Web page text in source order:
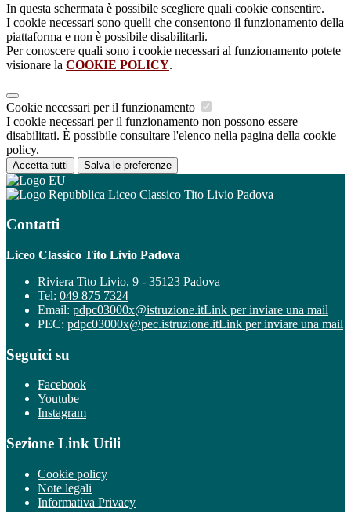
In questa schermata è possibile scegliere quali cookie consentire.
I cookie necessari sono quelli che consentono il funzionamento della
piattaforma e non è possibile disabilitarli.
Per conoscere quali sono i cookie necessari al funzionamento potete
visionare la COOKIE POLICY.
Cookie necessari per il funzionamento
I cookie necessari per il funzionamento non possono essere
disabilitati. È possibile consultare l'elenco nella pagina della cookie
policy.
Accetta tutti Salva le preferenze
Liceo Classico Tito Livio Padova
Contatti
Liceo Classico Tito Livio Padova
Riviera Tito Livio, 9 - 35123 Padova
Tel: 049 875 7324
Email: pdpc03000x@istruzione.itLink per inviare una mail
PEC: pdpc03000x@pec.istruzione.itLink per inviare una mail
Seguici su
Facebook
Youtube
Instagram
Sezione Link Utili
Cookie policy
Note legali
Informativa Privacy